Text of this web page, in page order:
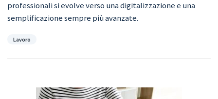
professionali si evolve verso una digitalizzazione e una
semplificazione sempre più avanzate.
Categorie
Lavoro